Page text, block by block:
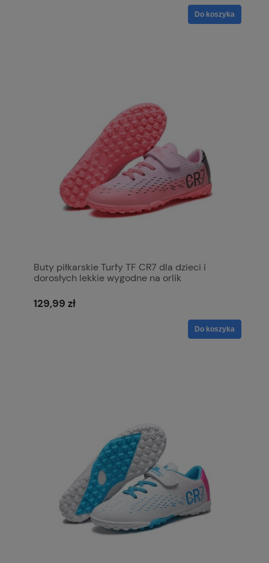
Do koszyka
Buty piłkarskie Turfy TF CR7 dla dzieci i
dorosłych lekkie wygodne na orlik
129,99 zł
Do koszyka